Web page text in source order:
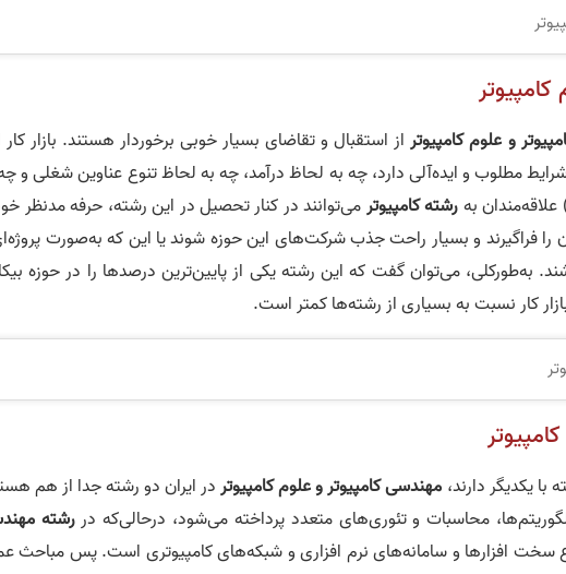
کامپیوتر
و علوم کامپیوتراز استقبال و تقاضای بسیار خوبی برخوردار هستند. بازار کار
مطلوب و ایده‌آلی دارد، چه به لحاظ درآمد، چه به لحاظ تنوع عناوین شغلی و
بهرشته کامپیوترمی‌توانند در کنار تحصیل در این رشته، حرفه مدنظر
را فراگیرند و بسیار راحت جذب شرکت‌های این حوزه شوند یا این که به‌صورت
به‌طورکلی، می‌توان گفت که این رشته یکی از پایین‌ترین درصدها را در حوزه
کار نسبت به بسیاری از رشته‌ها کمتر است.
یکدیگر دارند، مهندسی کامپیوتر و علوم کامپیوتردر ایران دو رشته جدا از هم
محاسبات و تئوری‌های متعدد پرداخته می‌شود، درحالی‌که در رشته
سخت‌ افزارها و سامانه‌های نرم‌ افزاری و شبکه‌های کامپیوتری است. پس مباحث